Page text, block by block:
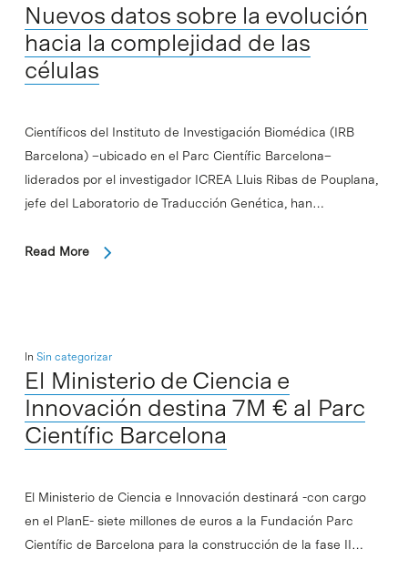
Nuevos datos sobre la evolución
hacia la complejidad de las
células
Científicos del Instituto de Investigación Biomédica (IRB
Barcelona) –ubicado en el Parc Científic Barcelona–
liderados por el investigador ICREA Lluis Ribas de Pouplana,
jefe del Laboratorio de Traducción Genética, han…
Read More
In Sin categorizar
El Ministerio de Ciencia e
Innovación destina 7M € al Parc
Científic Barcelona
El Ministerio de Ciencia e Innovación destinará -con cargo
en el PlanE- siete millones de euros a la Fundación Parc
Científic de Barcelona para la construcción de la fase II…